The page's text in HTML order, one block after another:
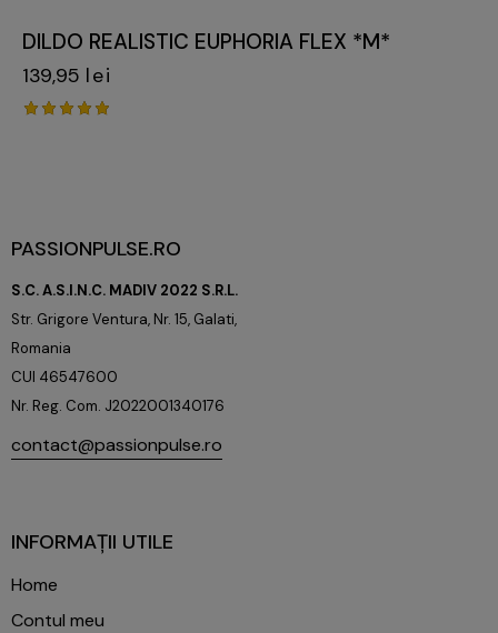
DILDO REALISTIC EUPHORIA FLEX *M*
139,95 lei
PASSIONPULSE.RO
S.C. A.S.I.N.C. MADIV 2022 S.R.L.
Str. Grigore Ventura, Nr. 15, Galati,
Romania
CUI 46547600
Nr. Reg. Com. J2022001340176
contact@passionpulse.ro
INFORMAȚII UTILE
Home
Contul meu